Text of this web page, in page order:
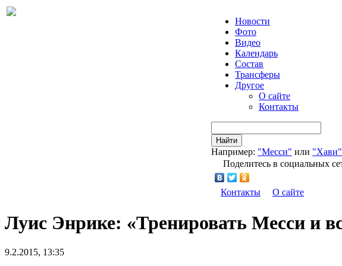
Новости
Фото
Видео
Календарь
Состав
Трансферы
Другое
О сайте
Контакты
Найти
Например: "Месси" или "Хави"
Поделитесь в социальных
Контакты О сайте
Луис Энрике: «Тренировать Месси и
9.2.2015, 13:35